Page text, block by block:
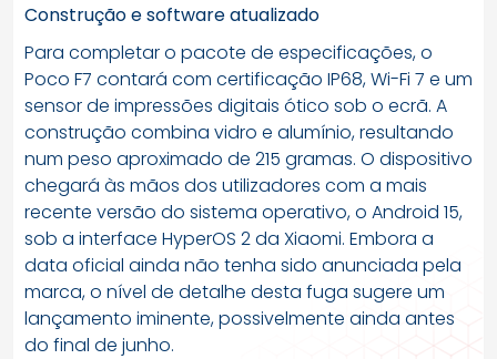
Construção e software atualizado
Para completar o pacote de especificações, o
Poco F7 contará com certificação IP68, Wi-Fi 7 e um
sensor de impressões digitais ótico sob o ecrã. A
construção combina vidro e alumínio, resultando
num peso aproximado de 215 gramas. O dispositivo
chegará às mãos dos utilizadores com a mais
recente versão do sistema operativo, o Android 15,
sob a interface HyperOS 2 da Xiaomi. Embora a
data oficial ainda não tenha sido anunciada pela
marca, o nível de detalhe desta fuga sugere um
lançamento iminente, possivelmente ainda antes
do final de junho.